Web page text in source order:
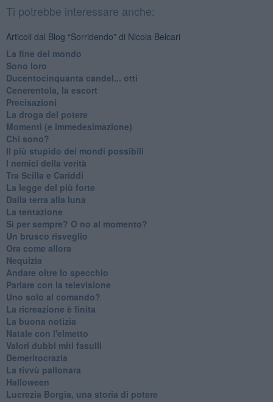
Ti potrebbe interessare anche:
Articoli dal Blog “Sorridendo” di Nicola Belcari
La fine del mondo
Sono loro
Ducentocinquanta candel... otti
Cenerentola, la escort
Precisazioni
La droga del potere
Momenti (e immedesimazione)
Chi sono?
Il più stupido dei mondi possibili
I nemici della verità
Tra Scilla e Cariddi
La legge del più forte
Dalla terra alla luna
La tentazione
​Sì per sempre? O no al momento?
Un brusco risveglio
Ora come allora
Nequizia
Andare oltre lo specchio
Parlare con la televisione
Uno solo al comando?
La ricreazione è finita
La buona notizia
Natale con l'elmetto
Valori dubbi miti fasulli
Demeritocrazia
La tivvù pallonara
Halloween
​Lucrezia Borgia, una storia di potere